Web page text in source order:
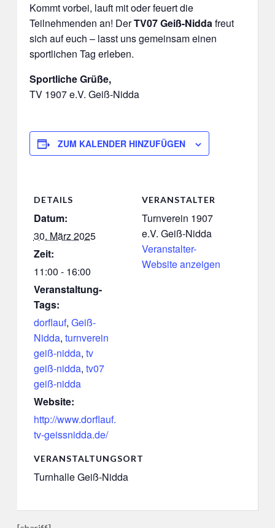
Kommt vorbei, lauft mit oder feuert die
Teilnehmenden an! DerTV07 Geiß-Niddafreut
sich auf euch – lasst uns gemeinsam einen
sportlichen Tag erleben.
Sportliche Grüße,
TV 1907 e.V. Geiß-Nidda
ZUM KALENDER HINZUFÜGEN
DETAILS
Datum:
30. März 2025
Zeit:
11:00 - 16:00
Veranstaltung-
Tags:
dorflauf, Geiß-
Nidda, turnverein
geiß-nidda, tv
geiß-nidda, tv07
geiß-nidda
Website:
http://www.dorflauf.
tv-geissnidda.de/
VERANSTALTUNGSORT
Turnhalle Geiß-Nidda
VERANSTALTER
Turnverein 1907
e.V. Geiß-Nidda
Veranstalter-
Website anzeigen